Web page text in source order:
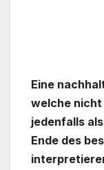
Eine
welche
jedenfalls
Ende des